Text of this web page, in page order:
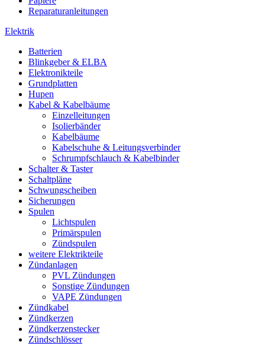
Reparaturanleitungen
Elektrik
Batterien
Blinkgeber & ELBA
Elektronikteile
Grundplatten
Hupen
Kabel & Kabelbäume
Einzelleitungen
Isolierbänder
Kabelbäume
Kabelschuhe & Leitungsverbinder
Schrumpfschlauch & Kabelbinder
Schalter & Taster
Schaltpläne
Schwungscheiben
Sicherungen
Spulen
Lichtspulen
Primärspulen
Zündspulen
weitere Elektrikteile
Zündanlagen
PVL Zündungen
Sonstige Zündungen
VAPE Zündungen
Zündkabel
Zündkerzen
Zündkerzenstecker
Zündschlösser